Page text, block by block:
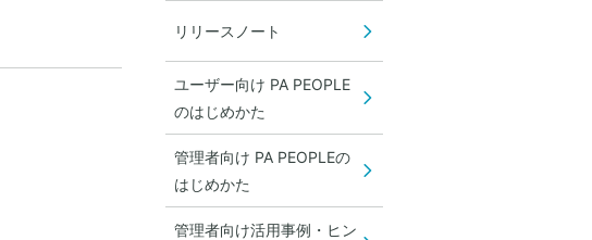
リリースノート
ユーザー向け PA PEOPLE
のはじめかた
管理者向け PA PEOPLEの
はじめかた
管理者向け活用事例・ヒン